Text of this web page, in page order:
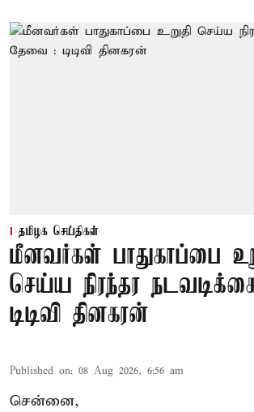
தமிழக செய்திகள்
மீனவர்கள் பாதுகாப்பை
செய்ய நிரந்தர
டிடிவி தினகரன்
Published on: 08 Aug 2026, 6:56 am
சென்னை,